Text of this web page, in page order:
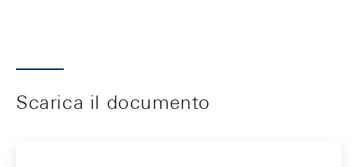
Scarica il documento